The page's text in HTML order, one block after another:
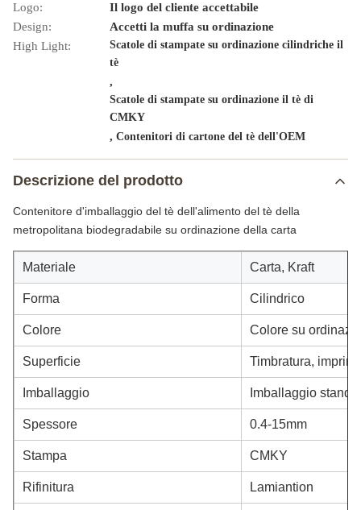
Logo:
Il logo del cliente accettabile
Design:
Accetti la muffa su ordinazione
High Light:
Scatole di stampate su ordinazione cilindriche il
tè
,
Scatole di stampate su ordinazione il tè di
CMKY
, Contenitori di cartone del tè dell'OEM
Descrizione del prodotto
Contenitore d'imballaggio del tè dell'alimento del tè della
metropolitana biodegradabile su ordinazione della carta
Materiale Carta, Kraft
Forma Cilindrico
Colore Colore su
Superficie Timbratura,
Imballaggio Imballaggio
Spessore 0.4-15mm
Stampa CMKY
Rifinitura Lamiantion